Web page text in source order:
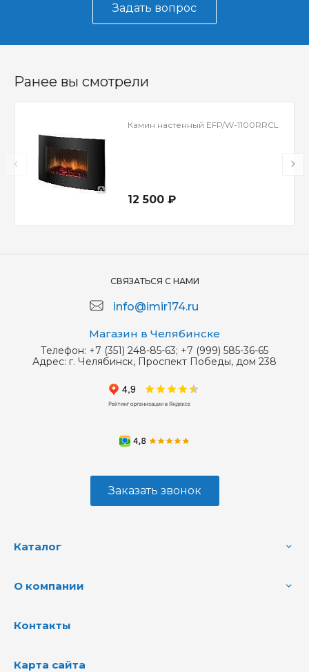
Задать вопрос
Ранее вы смотрели
Камин настенный EFP/W-1100RRCL
12 500 ₽
СВЯЗАТЬСЯ С НАМИ
info@imir174.ru
Магазин в Челябинске
Телефон: +7 (351) 248-85-63; +7 (999) 585-36-65
Адрес: г. Челябинск, Проспект Победы, дом 238
Заказать звонок
Каталог
О компании
Контакты
Карта сайта